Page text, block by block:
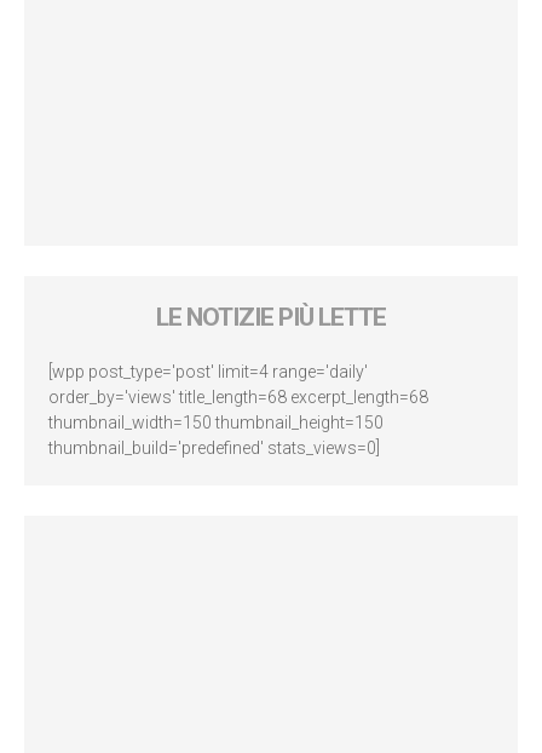
LE NOTIZIE PIÙ LETTE
[wpp post_type='post' limit=4 range='daily'
order_by='views' title_length=68 excerpt_length=68
thumbnail_width=150 thumbnail_height=150
thumbnail_build='predefined' stats_views=0]